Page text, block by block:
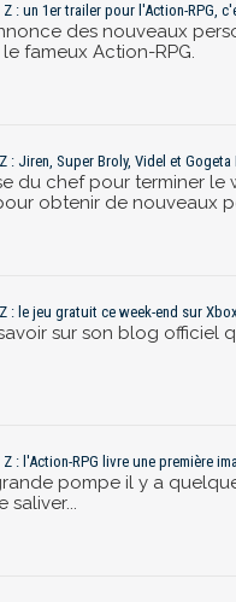
: un 1er trailer pour l'Action-RPG,
des nouveaux
fameux Action-RPG.
: Jiren, Super Broly, Videl et
du chef pour terminer
obtenir de nouveaux
: le jeu gratuit ce week-end sur
sur son blog officiel
: l'Action-RPG livre une première
pompe il y a
saliver...